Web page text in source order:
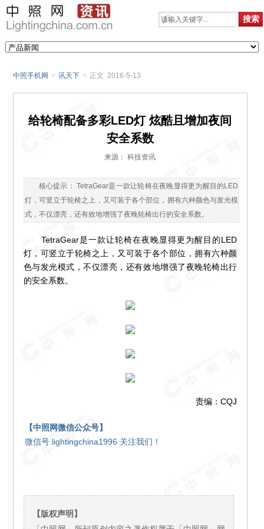
中照手机网 > 讯天下 > 正文 2016-5-13
给轮椅配备多彩LED灯 炫酷且增加夜间
安全系数
来源： 科技资讯
核心提示： TetraGear是一款让轮椅在夜晚显得更为醒目的LED
灯，可竖立于轮椅之上，又可装于各个部位，拥有六种颜色与发光模
式，不仅漂亮，还有效地增强了夜晚轮椅出行的安全系数。
TetraGear是一款让轮椅在夜晚显得更为醒目的LED
灯，可竖立于轮椅之上，又可装于各个部位，拥有六种颜
色与发光模式，不仅漂亮，还有效地增强了夜晚轮椅出行
的安全系数。
责编：CQJ
【中照网微信公众号】
微信号 lightingchina1996 关注我们！
【版权声明】